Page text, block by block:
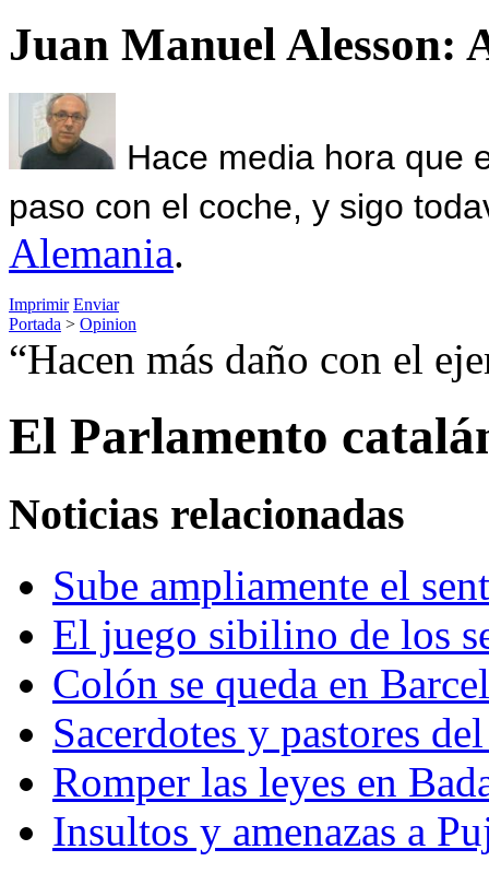
Juan Manuel Alesson:
Hace media hora que
paso con el coche, y sigo
Alemania.
Imprimir Enviar
Portada > Opinion
“Hacen más daño con el
El Parlamento
Noticias relacionadas
Sube ampliamente el
El juego sibilino de los
Colón se queda en
Sacerdotes y pastores
Romper las leyes en
Insultos y amenazas a